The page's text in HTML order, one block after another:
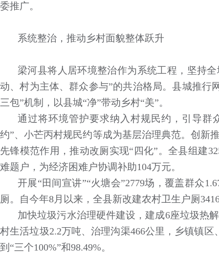
委推广。
系统整治，推动乡村面貌整体跃升
梁河县将人居环境整治作为系统工程，坚持
动、村为主体、群众参与”的共治格局。县城推行
三包”机制，以县城“净”带动乡村“美”。
通过将环境管护要求纳入村规民约，引导群
约”、小芒丙村规民约等成为基层治理典范。创新
先锋模范作用，推动改厕实现“四化”。全县组建
难题户，为经济困难户协调补助104万元。
开展“田间宣讲”“火塘会”2779场，覆盖群众
厕。自今年8月以来，全县新改建农村卫生户厕
加快垃圾污水治理硬件建设，建成6座垃圾热
村生活垃圾2.2万吨、治理沟渠466公里，乡镇镇
到“三个100%”和98.49%。